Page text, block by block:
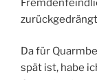
Da für
spät ist, habe